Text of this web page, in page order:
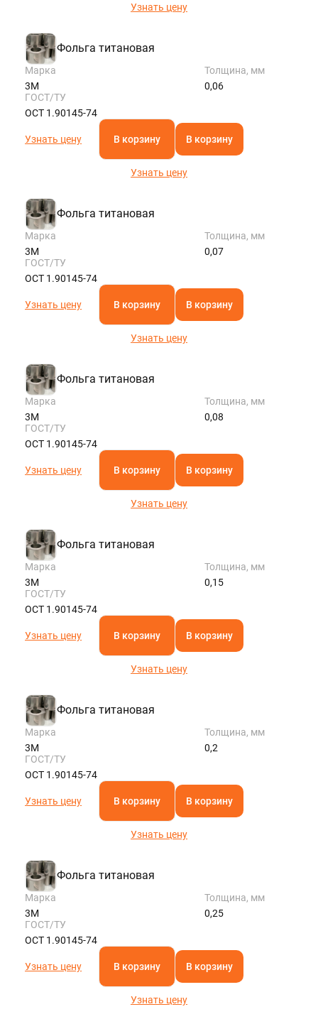
Узнать цену
Фольга титановая
Марка
3М
Толщина, мм
0,06
ГОСТ/ТУ
ОСТ 1.90145-74
Узнать цену В корзину В корзину
Узнать цену
Фольга титановая
Марка
3М
Толщина, мм
0,07
ГОСТ/ТУ
ОСТ 1.90145-74
Узнать цену В корзину В корзину
Узнать цену
Фольга титановая
Марка
3М
Толщина, мм
0,08
ГОСТ/ТУ
ОСТ 1.90145-74
Узнать цену В корзину В корзину
Узнать цену
Фольга титановая
Марка
3М
Толщина, мм
0,15
ГОСТ/ТУ
ОСТ 1.90145-74
Узнать цену В корзину В корзину
Узнать цену
Фольга титановая
Марка
3М
Толщина, мм
0,2
ГОСТ/ТУ
ОСТ 1.90145-74
Узнать цену В корзину В корзину
Узнать цену
Фольга титановая
Марка
3М
Толщина, мм
0,25
ГОСТ/ТУ
ОСТ 1.90145-74
Узнать цену В корзину В корзину
Узнать цену